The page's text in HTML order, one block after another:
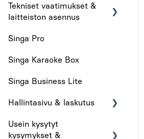
Tekniset vaatimukset &
laitteiston asennus
Tekniset vaatimukset
Laitteiston asennus
Singa Pro
Singa Karaoke Box
Singa Business Lite
Hallintasivu & laskutus
Hallintasivu
Usein kysytyt
kysymykset &